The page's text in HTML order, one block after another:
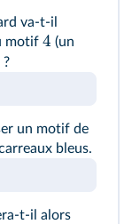
va-t-il
motif 4 (un
?
un motif de
bleus.
t-il alors